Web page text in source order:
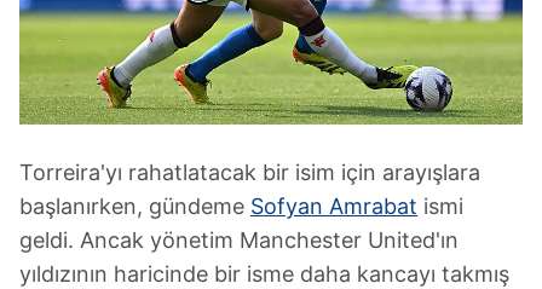
Torreira'yı rahatlatacak bir isim için arayışlara
başlanırken, gündeme Sofyan Amrabat ismi
geldi. Ancak yönetim Manchester United'ın
yıldızının haricinde bir isme daha kancayı takmış